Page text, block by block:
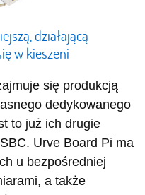
działającą
w kieszeni
się produkcją
dedykowanego
to już ich drugie
Urve Board Pi ma
u bezpośredniej
a także